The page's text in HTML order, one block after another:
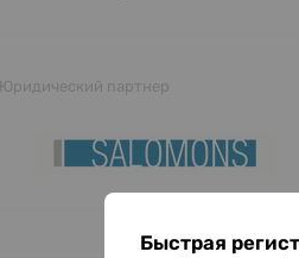
Юридический партнер
Быстрая